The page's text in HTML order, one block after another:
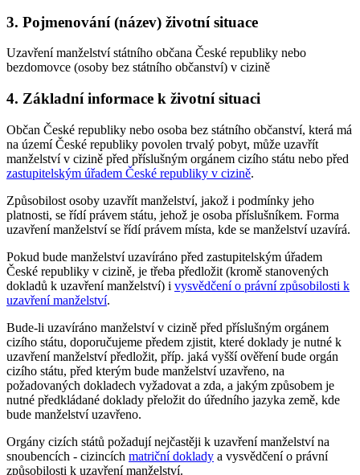
3. Pojmenování (název) životní situace
Uzavření manželství státního občana České republiky nebo
bezdomovce (osoby bez státního občanství) v cizině
4. Základní informace k životní situaci
Občan České republiky nebo osoba bez státního občanství, která má
na území České republiky povolen trvalý pobyt, může uzavřít
manželství v cizině před příslušným orgánem cizího státu nebo před
zastupitelským úřadem České republiky v cizině.
Způsobilost osoby uzavřít manželství, jakož i podmínky jeho
platnosti, se řídí právem státu, jehož je osoba příslušníkem. Forma
uzavření manželství se řídí právem místa, kde se manželství uzavírá.
Pokud bude manželství uzavíráno před zastupitelským úřadem
České republiky v cizině, je třeba předložit (kromě stanovených
dokladů k uzavření manželství) i vysvědčení o právní způsobilosti k
uzavření manželství.
Bude-li uzavíráno manželství v cizině před příslušným orgánem
cizího státu, doporučujeme předem zjistit, které doklady je nutné k
uzavření manželství předložit, příp. jaká vyšší ověření bude orgán
cizího státu, před kterým bude manželství uzavřeno, na
požadovaných dokladech vyžadovat a zda, a jakým způsobem je
nutné předkládané doklady přeložit do úředního jazyka země, kde
bude manželství uzavřeno.
Orgány cizích států požadují nejčastěji k uzavření manželství na
snoubencích - cizincích matriční doklady a vysvědčení o právní
způsobilosti k uzavření manželství.